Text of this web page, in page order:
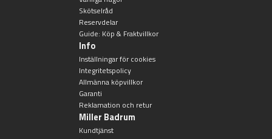
Skötselråd
Reservdelar
Guide: Köp & Fraktvillkor
Info
Inställningar för cookies
Integritetspolicy
Allmänna köpvillkor
Garanti
Reklamation och retur
Miller Badrum
Kundtjänst